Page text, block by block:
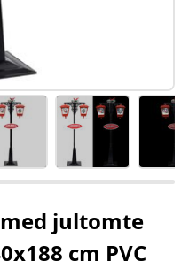
jultomte
cm PVC